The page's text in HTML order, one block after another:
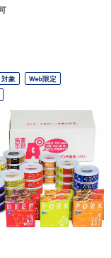
対象
Web限定